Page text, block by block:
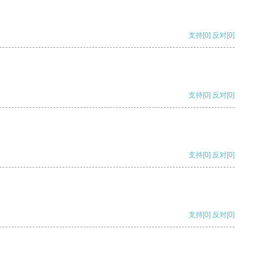
支持[0] 反对[0]
支持[0] 反对[0]
支持[0] 反对[0]
支持[0] 反对[0]